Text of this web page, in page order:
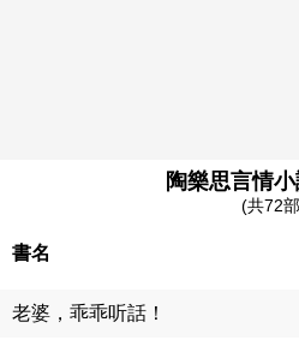
陶樂思言情
(共72
書名
老婆，乖乖听話！